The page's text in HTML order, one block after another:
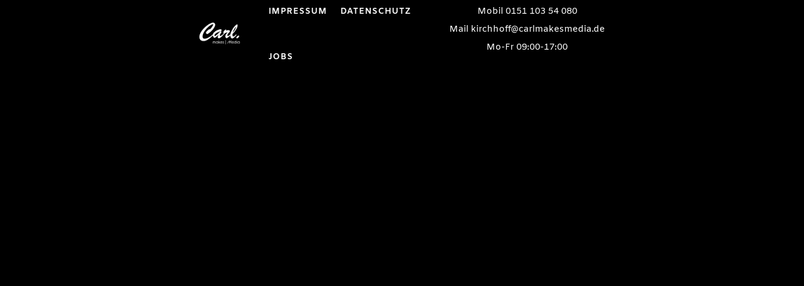
IMPRESSUM DATENSCHUTZ
JOBS
Mobil 0151 103 54 080
Mail kirchhoff@carlmakesmedia.de
Mo-Fr 09:00-17:00